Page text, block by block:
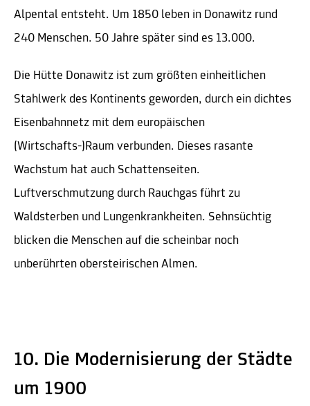
Alpental entsteht. Um 1850 leben in Donawitz rund
240 Menschen. 50 Jahre später sind es 13.000.
Die Hütte Donawitz ist zum größten einheitlichen
Stahlwerk des Kontinents geworden, durch ein dichtes
Eisenbahnnetz mit dem europäischen
(Wirtschafts-)Raum verbunden. Dieses rasante
Wachstum hat auch Schattenseiten.
Luftverschmutzung durch Rauchgas führt zu
Waldsterben und Lungenkrankheiten. Sehnsüchtig
blicken die Menschen auf die scheinbar noch
unberührten obersteirischen Almen.
10. Die Modernisierung der Städte
um 1900